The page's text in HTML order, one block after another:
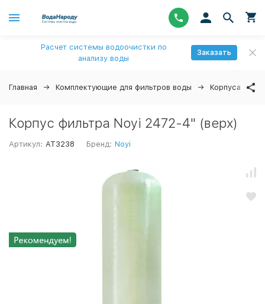
Расчет системы водоочистки по
анализу воды
Заказать
Главная Комплектующие для фильтров воды Корпуса
Корпус фильтра Noyi 2472-4" (верх)
Артикул: AT3238 Бренд: Noyi